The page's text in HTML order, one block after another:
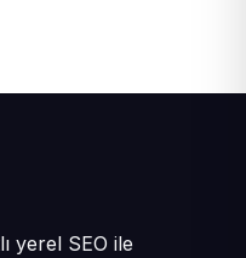
yerel SEO ile